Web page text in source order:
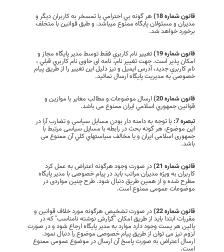
قانون شماره 18) هر گونه بي احترامي یا تمسخر به كاربران ديگر و
مديران و مسئولان پایگاه ممنوع میباشد. و طبق قوانین با متخلف
برخورد خواهد شد.
قانون شماره 19) تغيير نام كاربري فقط توسط مدير پايگاه مجاز و
امکان پذیر است. جهت تغییر نام، نامه ای حاوی نام كاربري قبلي ،
نام كاربري جديد، آدرس ايميل و نیز دلیل این تغییر را از طریق پیام
خصوصی به مدیریت پایگاه ارسال نمائید.
قانون شماره 20) ارسال موضوعات و مطالب مغایر با موازین و
قوانين جمهوري اسلامي ایران ممنوع می باشد.
تبصره 7:
با توجه به دامنه دار بودن مسایل سیاسی و تضارب آرا در
این موضوع، هر گونه بحث در رابطه با مسایل سیاسی مرتبط با
جمهوری اسلامی ایران و يا مخالف سياستهاي کلي آن ممنوع می
باشد.
قانون شماره 21) در صورت وجود هرگونه اعتراض به عمل کرد
کاربران به ویژه مدیران مراتب باید در پیام خصوصی با مدیر پایگاه
مطرح شده و از همین طریق دنبال شود. طرح چنین مواردی در
موضوعات عمومی ممنوع است.
قانون شماره 22) در صورت تشخیص هرگونه مورد خلاف قوانین و
مقررات ابتدا باید از طریق امکان "گزارش نوشته نامناسب" که در
پائین هر پست وجود دارد موارد به مدیر پایگاه ارجاع شود و در صورت
لزوم نیز می توان از طریق پیام خصوصی موضوع را دنبال نمود.
ارسال اعتراض به صورت پاسخ آن ارسال در موضوع عمومی ممنوع
است.